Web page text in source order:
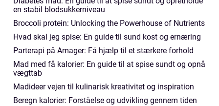
en stabil blodsukkerniveau
Broccoli protein: Unlocking the Powerhouse of Nutrients
Hvad skal jeg spise: En guide til sund kost og ernæring
Parterapi på Amager: Få hjælp til et stærkere forhold
Mad med få kalorier: En guide til at spise sundt og opnå
vægttab
Madideer vejen til kulinarisk kreativitet og inspiration
Beregn kalorier: Forståelse og udvikling gennem tiden